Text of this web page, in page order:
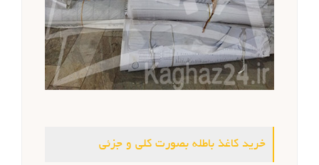
خرید کاغذ باطله بصورت کلی و جزئی